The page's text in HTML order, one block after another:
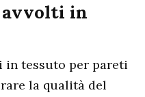
avvolti in
tessuto per pareti
la qualità del